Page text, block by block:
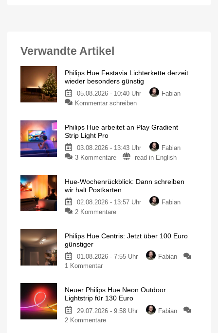
Verwandte Artikel
Philips Hue Festavia Lichterkette derzeit
wieder besonders günstig
05.08.2026 - 10:40 Uhr
Fabian
Kommentar schreiben
Philips Hue arbeitet an Play Gradient
Strip Light Pro
03.08.2026 - 13:43 Uhr
Fabian
3 Kommentare
read in English
Hue-Wochenrückblick: Dann schreiben
wir halt Postkarten
02.08.2026 - 13:57 Uhr
Fabian
2 Kommentare
Philips Hue Centris: Jetzt über 100 Euro
günstiger
01.08.2026 - 7:55 Uhr
Fabian
1 Kommentar
Neuer Philips Hue Neon Outdoor
Lightstrip für 130 Euro
29.07.2026 - 9:58 Uhr
Fabian
2 Kommentare